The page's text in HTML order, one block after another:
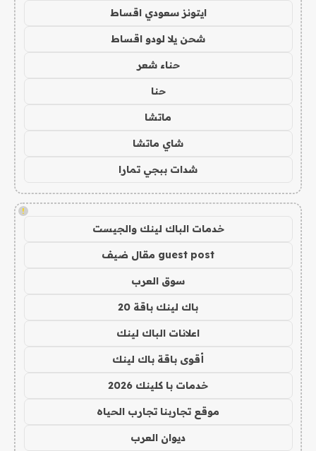
ايتونز سعودي اقساط
شحن يلا لودو اقساط
حناء شعر
حنا
ماتشا
شاي ماتشا
شدات ببجي تمارا
!
خدمات الباك لينك والجيست
guest post مقال ضيف
سوق العرب
باك لينك باقة 20
اعلانات الباك لينك
أقوى باقة باك لينك
خدمات با كلينك 2026
موقع تجاربنا تجارب الحياه
ديوان العرب